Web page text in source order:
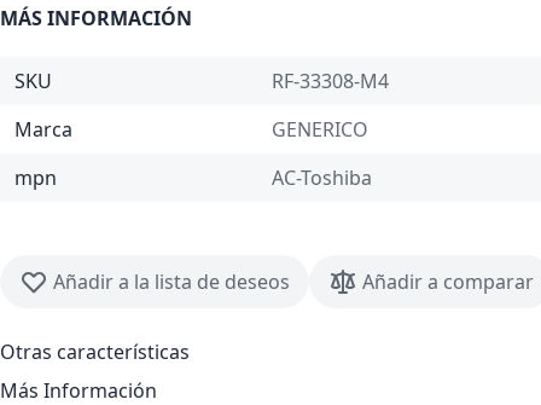
MÁS INFORMACIÓN
SKU
RF-33308-M4
Marca
GENERICO
mpn
AC-Toshiba
Añadir a la lista de deseos Añadir a comparar
Otras características
Más Información